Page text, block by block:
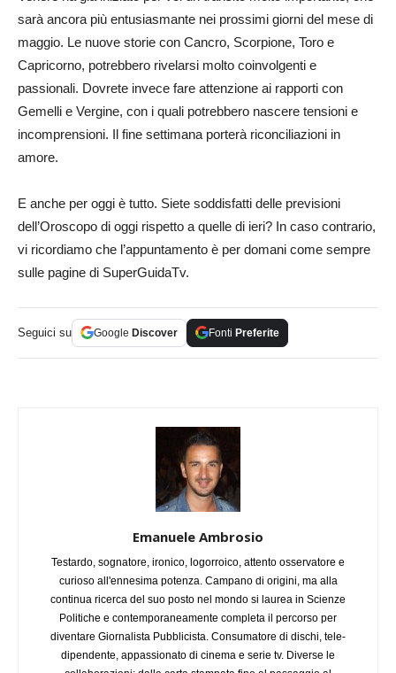
sarà ancora più entusiasmante nei prossimi giorni del mese di
maggio. Le nuove storie con Cancro, Scorpione, Toro e
Capricorno, potrebbero rivelarsi molto coinvolgenti e
passionali. Dovrete invece fare attenzione ai rapporti con
Gemelli e Vergine, con i quali potrebbero nascere tensioni e
incomprensioni. Il fine settimana porterà riconciliazioni in
amore.
E anche per oggi è tutto. Siete soddisfatti delle previsioni
dell’Oroscopo di oggi rispetto a quelle di ieri? In caso contrario,
vi ricordiamo che l’appuntamento è per domani come sempre
sulle pagine di SuperGuidaTv.
Seguici su Google Discover Fonti Preferite
Emanuele Ambrosio
Testardo, sognatore, ironico, logorroico, attento osservatore e
curioso all'ennesima potenza. Campano di origini, ma alla
continua ricerca del suo posto nel mondo si laurea in Scienze
Politiche e contemporaneamente completa il percorso per
diventare Giornalista Pubblicista. Consumatore di dischi, tele-
dipendente, appassionato di cinema e serie tv. Diverse le